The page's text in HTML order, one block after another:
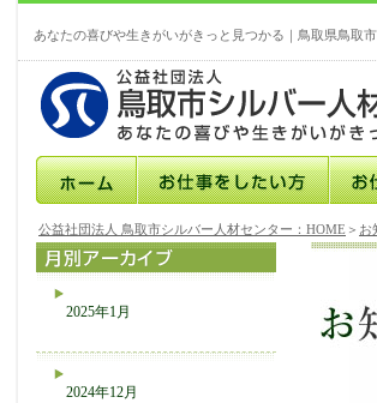
あなたの喜びや生きがいがきっと見つかる｜鳥取県鳥取市
公益社団法人 鳥取市シルバー人材センター：HOME ＞ お
2025年1月
2024年12月